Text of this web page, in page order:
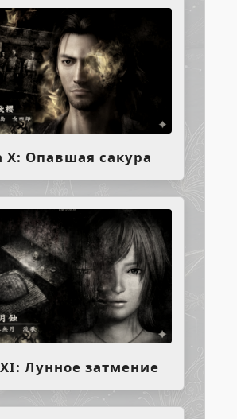
X: Опавшая сакура
Лунное затмение